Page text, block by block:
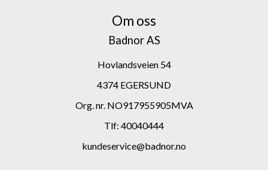
Om oss
Badnor AS
Hovlandsveien 54
4374 EGERSUND
Org. nr. NO917955905MVA
Tlf: 40040444
kundeservice@badnor.no